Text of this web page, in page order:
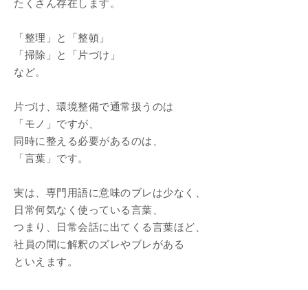
たくさん存在します。
「整理」と「整頓」
「掃除」と「片づけ」
など。
片づけ、環境整備で通常扱うのは
「モノ」ですが、
同時に整える必要があるのは、
「言葉」です。
実は、専門用語に意味のブレは少なく、
日常何気なく使っている言葉、
つまり、日常会話に出てくる言葉ほど、
社員の間に解釈のズレやブレがある
といえます。